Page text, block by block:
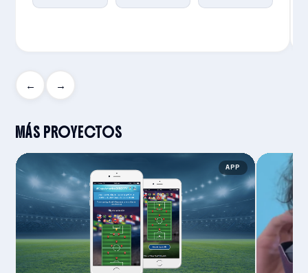
← →
MÁS PROYECTOS
APP